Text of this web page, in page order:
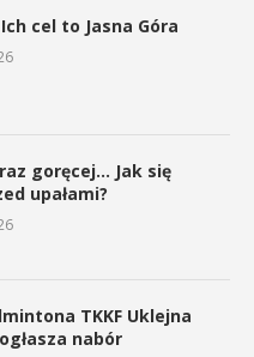
cel to Jasna Góra
goręcej… Jak się
upałami?
TKKF Uklejna
nabór